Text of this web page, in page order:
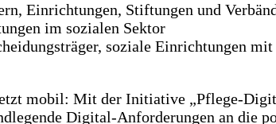
Einrichtungen, Stiftungen und
im sozialen Sektor
soziale Einrichtungen
mobil: Mit der Initiative „Pflege-
Digital-Anforderungen an die